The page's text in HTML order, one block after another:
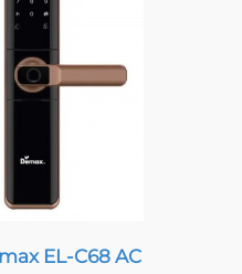
EL-C68 AC